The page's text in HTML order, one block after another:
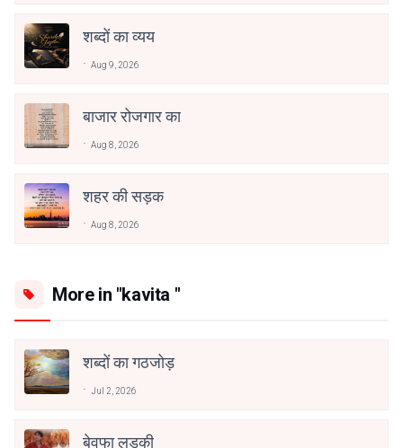
शब्दों का व्यय
Aug 9, 2026
बाजार रोजगार का
Aug 8, 2026
शहर की सड़क
Aug 8, 2026
More in "kavita "
शब्दों का गठजोड़
Jul 2, 2026
बेवफा लडकी